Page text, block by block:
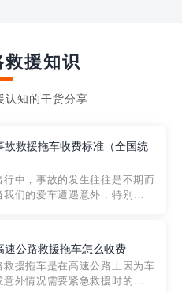
援知识
认知的干货分享
故救援拖车收费标准（全国统
行中，事故的发生往往是不期而
们的爱车遭遇意外，特别是在
下市区事故救援拖车的收费标
选用拖车服务时应注...
速公路救援拖车怎么收费
救援拖车是在高速公路上因为车
外情况需要紧急救援时的必备